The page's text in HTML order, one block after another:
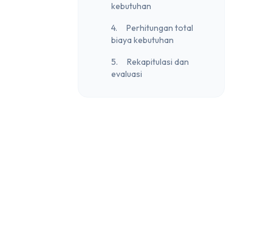
kebutuhan
4. Perhitungan total
biaya kebutuhan
5. Rekapitulasi dan
evaluasi